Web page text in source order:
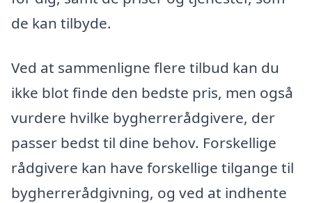
de kan tilbyde.
Ved at sammenligne flere tilbud kan du
ikke blot finde den bedste pris, men også
vurdere hvilke bygherrerådgivere, der
passer bedst til dine behov. Forskellige
rådgivere kan have forskellige tilgange til
bygherrerådgivning, og ved at indhente